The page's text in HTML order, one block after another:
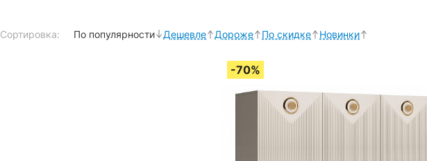
Сортировка: По популярности Дешевле Дороже По скидке Новинки